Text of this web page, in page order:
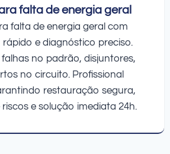
falta de energia geral
falta de energia geral com
e diagnóstico preciso.
falhas no padrão, disjuntores,
no circuito. Profissional
restauração segura,
e solução imediata 24h.